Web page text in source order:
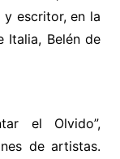
escritor, en la
Italia, Belén de
el Olvido”,
de artistas.